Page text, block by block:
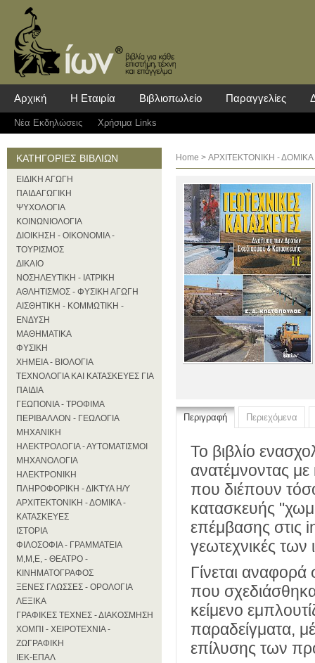
Αρχική Η Εταιρία Βιβλιοπωλείο Παραγγελίες
Νέα Eκδηλώσεις Χρήσιμα Links
ΚΑΤΗΓΟΡΙΕΣ ΒΙΒΛΙΩΝ
ΕΙΔΙΚΗ ΑΓΩΓΗ
ΠΑΙΔΑΓΩΓΙΚΗ
ΨΥΧΟΛΟΓΙΑ
ΚΟΙΝΩΝΙΟΛΟΓΙΑ
ΔΙΟΙΚΗΣΗ - ΟΙΚΟΝΟΜΙΑ -
ΤΟΥΡΙΣΜΟΣ
ΔΙΚΑΙΟ
ΝΟΣΗΛΕΥΤΙΚΗ - ΙΑΤΡΙΚΗ
ΑΘΛΗΤΙΣΜΟΣ - ΦΥΣΙΚΗ ΑΓΩΓΗ
ΑΙΣΘΗΤΙΚΗ - ΚΟΜΜΩΤΙΚΗ -
ΕΝΔΥΣΗ
ΜΑΘΗΜΑΤΙΚΑ
ΦΥΣΙΚΗ
ΧΗΜΕΙΑ - ΒΙΟΛΟΓΙΑ
ΤΕΧΝΟΛΟΓΙΑ ΚΑΙ ΚΑΤΑΣΚΕΥΕΣ ΓΙΑ
ΠΑΙΔΙΑ
ΓΕΩΠΟΝΙΑ - ΤΡΟΦΙΜΑ
ΠΕΡΙΒΑΛΛΟΝ - ΓΕΩΛΟΓΙΑ
ΜΗΧΑΝΙΚΗ
ΗΛΕΚΤΡΟΛΟΓΙΑ - ΑΥΤΟΜΑΤΙΣΜΟΙ
ΜΗΧΑΝΟΛΟΓΙΑ
ΗΛΕΚΤΡΟΝΙΚΗ
ΠΛΗΡΟΦΟΡΙΚΗ - ΔΙΚΤΥΑ Η/Υ
ΑΡΧΙΤΕΚΤΟΝΙΚΗ - ΔΟΜΙΚΑ -
ΚΑΤΑΣΚΕΥΕΣ
ΙΣΤΟΡΙΑ
ΦΙΛΟΣΟΦΙΑ - ΓΡΑΜΜΑΤΕΙΑ
Μ,Μ,Ε, - ΘΕΑΤΡΟ -
ΚΙΝΗΜΑΤΟΓΡΑΦΟΣ
ΞΕΝΕΣ ΓΛΩΣΣΕΣ - ΟΡΟΛΟΓΙΑ
ΛΕΞΙΚΑ
ΓΡΑΦΙΚΕΣ ΤΕΧΝΕΣ - ΔΙΑΚΟΣΜΗΣΗ
ΧΟΜΠΙ - ΧΕΙΡΟΤΕΧΝΙΑ -
ΖΩΓΡΑΦΙΚΗ
ΙΕΚ-ΕΠΑΛ
Home > ΑΡΧΙΤΕΚΤΟΝΙΚΗ -
Περιγραφή Περιεχόμενα
Το βιβλίο
ανατέμνοντας με
που διέπουν
κατασκευής
επέμβασης στις
γεωτεχνικές των
Γίνεται αναφορά
που
κείμενο
παραδείγματα,
επίλυσης των